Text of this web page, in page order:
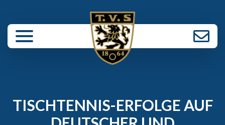
schließen
TISCHTENNIS-ERFOLGE AUF